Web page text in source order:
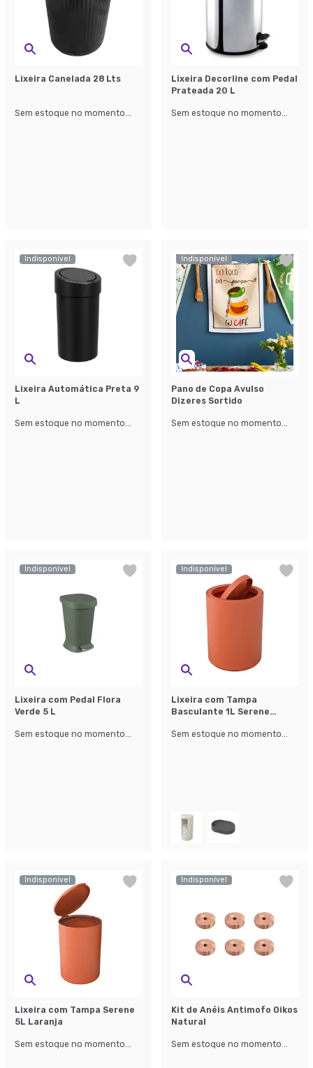
Lixeira Canelada 28 Lts
Sem estoque no momento...
Lixeira Decorline com Pedal
Prateada 20 L
Sem estoque no momento...
Indisponível
Lixeira Automática Preta 9
L
Sem estoque no momento...
Indisponível
Pano de Copa Avulso
Dizeres Sortido
Sem estoque no momento...
Indisponível
Lixeira com Pedal Flora
Verde 5 L
Sem estoque no momento...
Indisponível
Lixeira com Tampa
Basculante 1L Serene
Sem estoque no momento...
Indisponível
Lixeira com Tampa Serene
5L Laranja
Sem estoque no momento...
Indisponível
Kit de Anéis Antimofo Oikos
Natural
Sem estoque no momento...